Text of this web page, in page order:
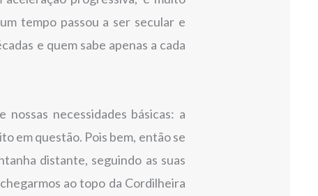
tempo passou a ser secular e
e quem sabe apenas a cada
nossas necessidades básicas: a
em questão. Pois bem, então se
distante, seguindo as suas
ao topo da Cordilheira